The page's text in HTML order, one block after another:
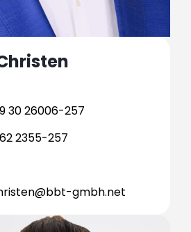
30 26006-257
2355-257
gmbh.net